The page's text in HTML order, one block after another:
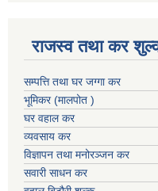
राजस्व तथा कर
सम्पत्ति तथा घर जग्गा कर
भूमिकर (मालपोत )
घर वहाल कर
व्यवसाय कर
विज्ञापन तथा मनोरञ्जन कर
सवारी साधन कर